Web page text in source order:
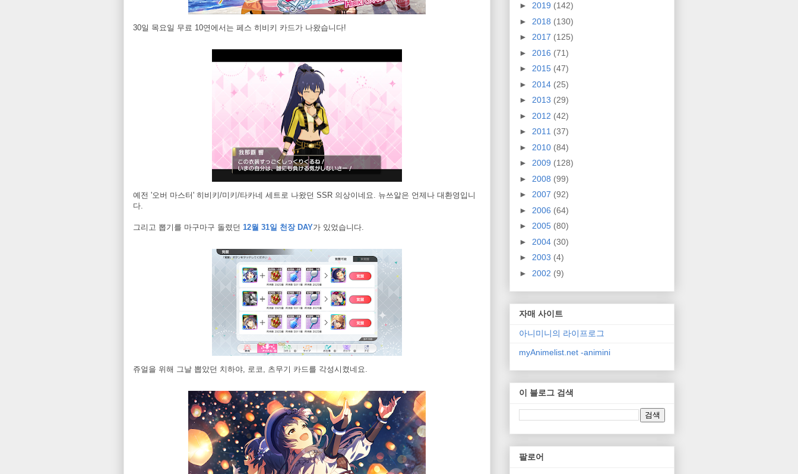
30일 목요일 무료 10연에서는 페스 히비키 카드가 나왔습니다!
예전 '오버 마스터' 히비키/미키/타카네 세트로 나왔던 SSR 의상이네요. 뉴쓰알은 언제나 대환영입니
다.
그리고 뽑기를 마구마구 돌렸던 12월 31일 천장 DAY가 있었습니다.
쥬얼을 위해 그날 뽑았던 치하야, 로코, 츠무기 카드를 각성시켰네요.
► 2019 (142)
► 2018 (130)
► 2017 (125)
► 2016 (71)
► 2015 (47)
► 2014 (25)
► 2013 (29)
► 2012 (42)
► 2011 (37)
► 2010 (84)
► 2009 (128)
► 2008 (99)
► 2007 (92)
► 2006 (64)
► 2005 (80)
► 2004 (30)
► 2003 (4)
► 2002 (9)
자매 사이트
아니미니의 라이프로그
myAnimelist.net -animini
이 블로그 검색
팔로어